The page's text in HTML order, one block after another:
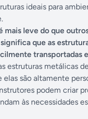
ideais para
mais leve do que
que as
transportadas
estruturas metálicas
são altamente
podem criar
às necessidades